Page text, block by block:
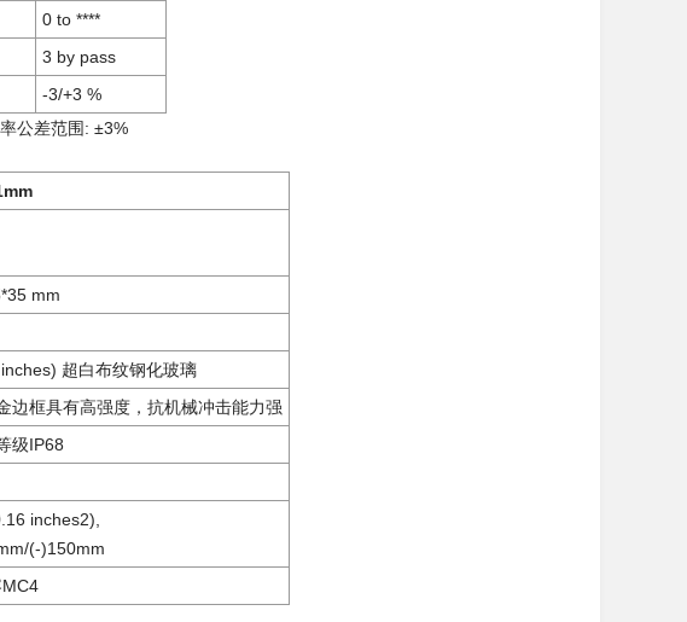
0 to ****
3 by pass
-3/+3 %
公差范围: ±3%
mm
mm
超白布纹钢化玻璃
边框具有高强度，抗机械冲击能力强
级IP68
inches2),
(-)150mm
MC4